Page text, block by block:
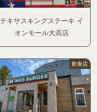
テキサスキングステーキ イ
オンモール大高店
飲食店